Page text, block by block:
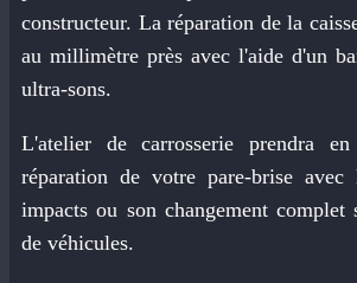
constructeur. La réparation de la
au millimètre près avec l'aide d'un
ultra-sons.
L'atelier de carrosserie prendra
réparation de votre pare-brise avec
impacts ou son changement complet
de véhicules.